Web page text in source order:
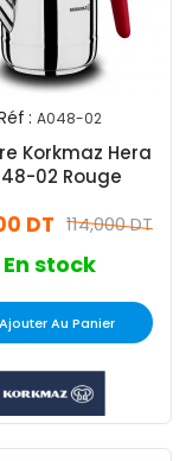
: A048-02
Korkmaz Hera
02 Rouge
114,000 DT
DT
En stock
Ajouter Au Panier